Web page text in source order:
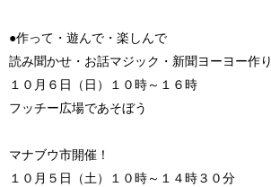
●作って・遊んで・楽しんで
読み聞かせ・お話マジック・新聞ヨーヨー作り
１０月６日（日）１０時～１６時
フッチー広場であそぼう
マナブウ市開催！
１０月５日（土）１０時～１４時３０分